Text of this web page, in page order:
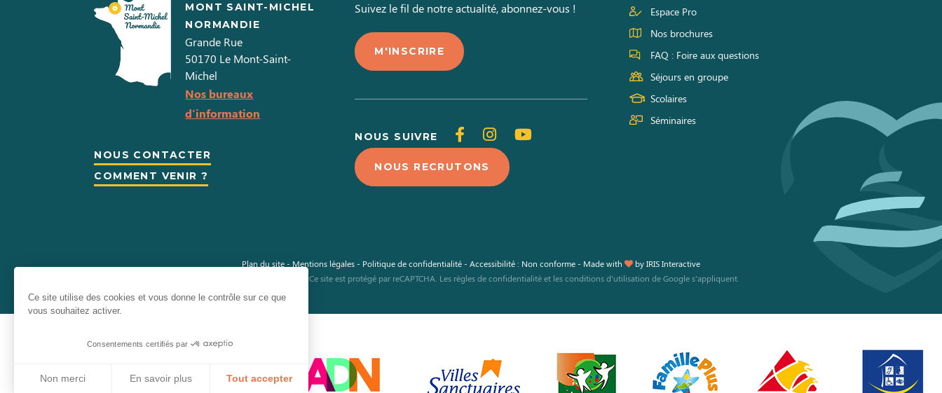
Ce site utilise des cookies et vous donne le contrôle sur ce que
vous souhaitez activer.
Consentements certifiés par
Non merci En savoir plus Tout accepter
MONT SAINT-MICHEL
NORMANDIE
Grande Rue
50170 Le Mont-Saint-
Michel
Nos bureaux
d'information
NOUS CONTACTER
COMMENT VENIR ?
Suivez le fil de notre actualité, abonnez-vous !
M'INSCRIRE
NOUS SUIVRE
Suivez-
nous
sur
Suivez-
nous
sur
Suivez-
NOUS RECRUTONS
Espace Pro
Nos brochures
FAQ : Foire aux questions
Séjours en groupe
Scolaires
Séminaires
Plan du site- Mentions légales- Politique de confidentialité- Accessibilité : Non conforme- Made with byIRIS Interactive
Ce site est protégé par reCAPTCHA. Les règles de confidentialitéet lesconditions d'utilisation de Google s'appliquent.